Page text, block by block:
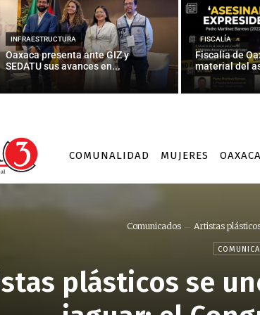
INFRAESTRUCTURA
Oaxaca presenta ante GIZ y
SEDATU sus avances en...
FISCALÍA
Fiscalía de
material del
COMUNALIDAD MUJERES OAXACA
Comunicados Artistas
plásticos se